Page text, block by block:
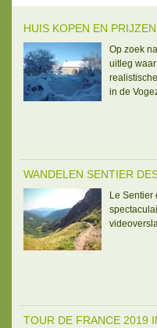
HUIS KOPEN EN
Op zoek
uitleg
in de
WANDELEN SENTIER
Le Sentier
TOUR DE FRANCE 2019